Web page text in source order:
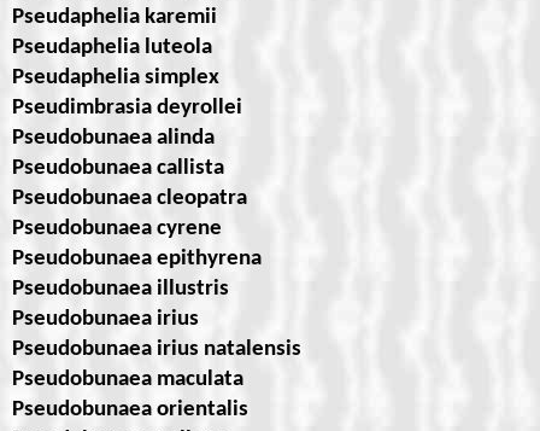
Pseudaphelia karemii
Pseudaphelia luteola
Pseudaphelia simplex
Pseudimbrasia deyrollei
Pseudobunaea alinda
Pseudobunaea callista
Pseudobunaea cleopatra
Pseudobunaea cyrene
Pseudobunaea epithyrena
Pseudobunaea illustris
Pseudobunaea irius
Pseudobunaea irius natalensis
Pseudobunaea maculata
Pseudobunaea orientalis